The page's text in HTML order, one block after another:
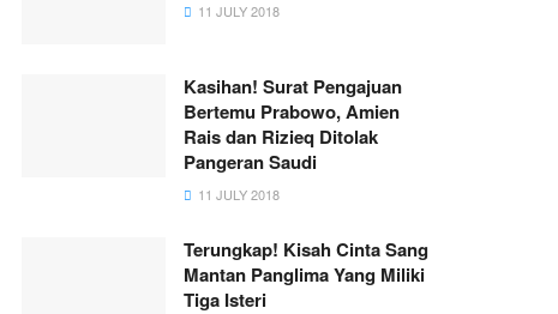
11 JULY 2018
Kasihan! Surat Pengajuan
Bertemu Prabowo, Amien
Rais dan Rizieq Ditolak
Pangeran Saudi
11 JULY 2018
Terungkap! Kisah Cinta Sang
Mantan Panglima Yang Miliki
Tiga Isteri